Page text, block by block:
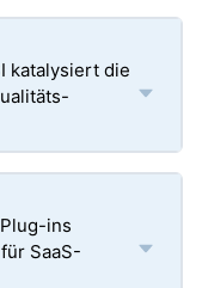
katalysiert die
ins
SaaS-